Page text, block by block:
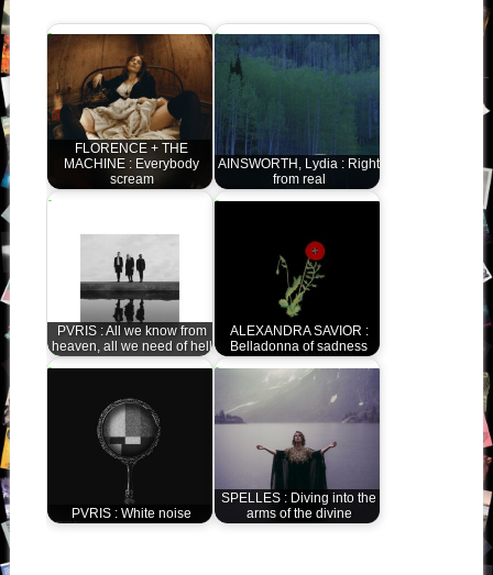
FLORENCE + THE
MACHINE : Everybody
scream
AINSWORTH, Lydia : Right
from real
PVRIS : All we know from
heaven, all we need of hell
ALEXANDRA SAVIOR :
Belladonna of sadness
PVRIS : White noise
SPELLES : Diving into the
arms of the divine